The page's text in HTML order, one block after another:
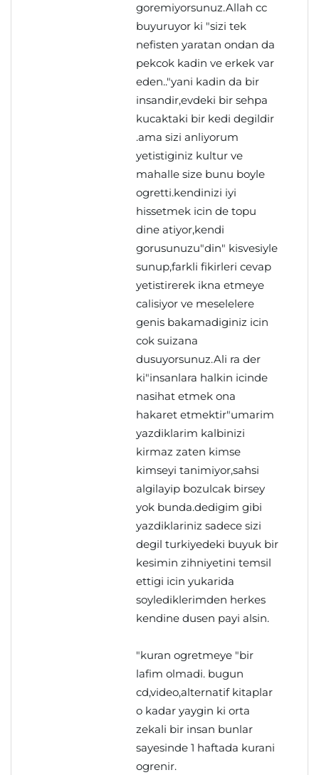
goremiyorsunuz.Allah cc
buyuruyor ki "sizi tek
nefisten yaratan ondan da
pekcok kadin ve erkek var
eden.."yani kadin da bir
insandir,evdeki bir sehpa
kucaktaki bir kedi degildir
.ama sizi anliyorum
yetistiginiz kultur ve
mahalle size bunu boyle
ogretti.kendinizi iyi
hissetmek icin de topu
dine atiyor,kendi
gorusunuzu"din" kisvesiyle
sunup,farkli fikirleri cevap
yetistirerek ikna etmeye
calisiyor ve meselelere
genis bakamadiginiz icin
cok suizana
dusuyorsunuz.Ali ra der
ki"insanlara halkin icinde
nasihat etmek ona
hakaret etmektir"umarim
yazdiklarim kalbinizi
kirmaz zaten kimse
kimseyi tanimiyor,sahsi
algilayip bozulcak birsey
yok bunda.dedigim gibi
yazdiklariniz sadece sizi
degil turkiyedeki buyuk bir
kesimin zihniyetini temsil
ettigi icin yukarida
soylediklerimden herkes
kendine dusen payi alsin.
"kuran ogretmeye "bir
lafim olmadi. bugun
cd,video,alternatif kitaplar
o kadar yaygin ki orta
zekali bir insan bunlar
sayesinde 1 haftada kurani
ogrenir.